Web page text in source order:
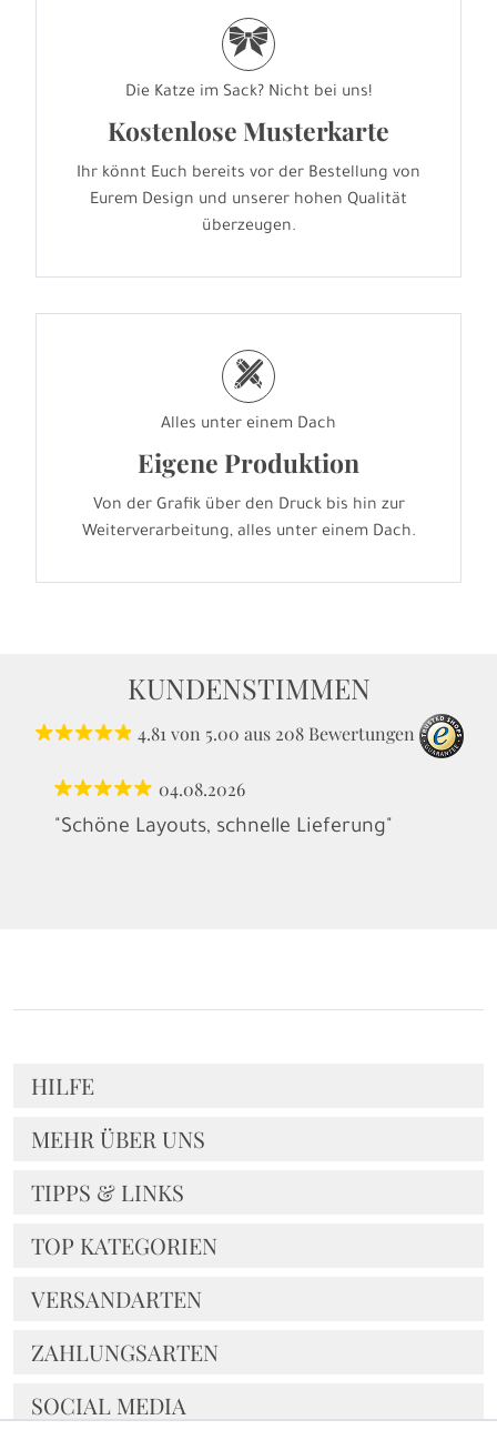
r
Die Katze im Sack? Nicht bei uns!
Kostenlose Musterkarte
Ihr könnt Euch bereits vor der Bestellung von
Eurem Design und unserer hohen Qualität
überzeugen.
h
Alles unter einem Dach
Eigene Produktion
Von der Grafik über den Druck bis hin zur
Weiterverarbeitung, alles unter einem Dach.
KUNDENSTIMMEN
4.81von 5.00 aus 208 Bewertungen
04.08.2026
"Schöne Layouts, schnelle Lieferung"
HILFE
MEHR ÜBER UNS
TIPPS & LINKS
TOP KATEGORIEN
VERSANDARTEN
ZAHLUNGSARTEN
SOCIAL MEDIA